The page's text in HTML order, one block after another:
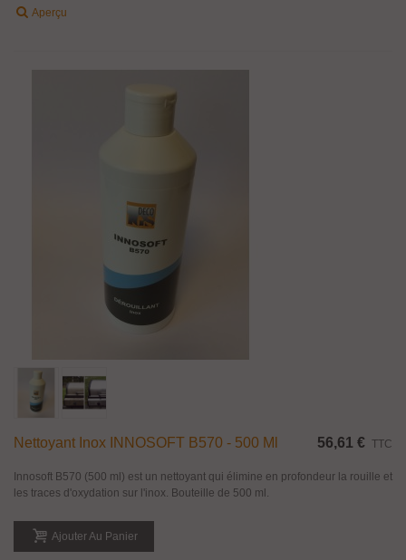
Aperçu
Nettoyant Inox INNOSOFT B570 - 500 Ml 56,61 € TTC
Innosoft B570 (500 ml) est un nettoyant qui élimine en profondeur la rouille et
les traces d'oxydation sur l'inox. Bouteille de 500 ml.
Ajouter Au Panier